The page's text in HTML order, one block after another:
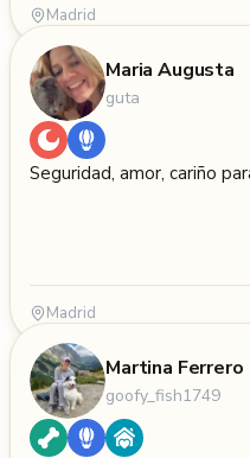
Madrid
Maria Augusta
guta
Seguridad, amor, cariño
Madrid
Martina Ferrero
goofy_fish1749